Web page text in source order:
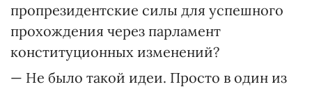
пропрезидентские силы для успешного
прохождения через парламент
конституционных изменений?
— Не было такой идеи. Просто в один из